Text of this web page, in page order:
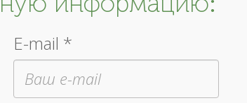
E-mail *